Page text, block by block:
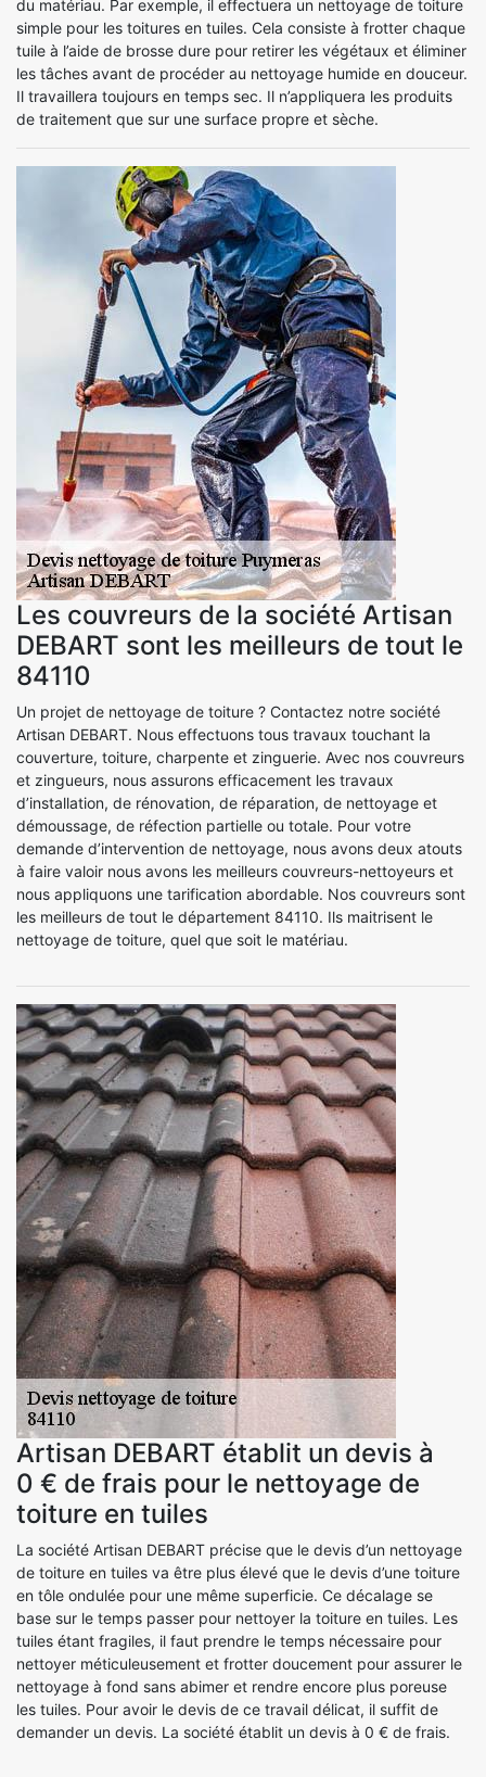
du matériau. Par exemple, il effectuera un nettoyage de toiture
simple pour les toitures en tuiles. Cela consiste à frotter chaque
tuile à l’aide de brosse dure pour retirer les végétaux et éliminer
les tâches avant de procéder au nettoyage humide en douceur.
Il travaillera toujours en temps sec. Il n’appliquera les produits
de traitement que sur une surface propre et sèche.
Les couvreurs de la société Artisan
DEBART sont les meilleurs de tout le
84110
Un projet de nettoyage de toiture ? Contactez notre société
Artisan DEBART. Nous effectuons tous travaux touchant la
couverture, toiture, charpente et zinguerie. Avec nos couvreurs
et zingueurs, nous assurons efficacement les travaux
d’installation, de rénovation, de réparation, de nettoyage et
démoussage, de réfection partielle ou totale. Pour votre
demande d’intervention de nettoyage, nous avons deux atouts
à faire valoir nous avons les meilleurs couvreurs-nettoyeurs et
nous appliquons une tarification abordable. Nos couvreurs sont
les meilleurs de tout le département 84110. Ils maitrisent le
nettoyage de toiture, quel que soit le matériau.
Artisan DEBART établit un devis à
0 € de frais pour le nettoyage de
toiture en tuiles
La société Artisan DEBART précise que le devis d’un nettoyage
de toiture en tuiles va être plus élevé que le devis d’une toiture
en tôle ondulée pour une même superficie. Ce décalage se
base sur le temps passer pour nettoyer la toiture en tuiles. Les
tuiles étant fragiles, il faut prendre le temps nécessaire pour
nettoyer méticuleusement et frotter doucement pour assurer le
nettoyage à fond sans abimer et rendre encore plus poreuse
les tuiles. Pour avoir le devis de ce travail délicat, il suffit de
demander un devis. La société établit un devis à 0 € de frais.